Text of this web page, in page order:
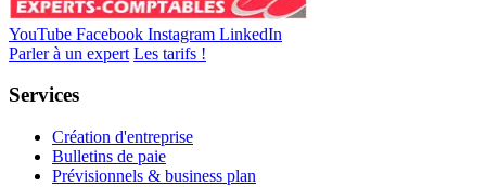
YouTube Facebook Instagram LinkedIn
Parler à un expert Les tarifs !
Services
Création d'entreprise
Bulletins de paie
Prévisionnels & business plan